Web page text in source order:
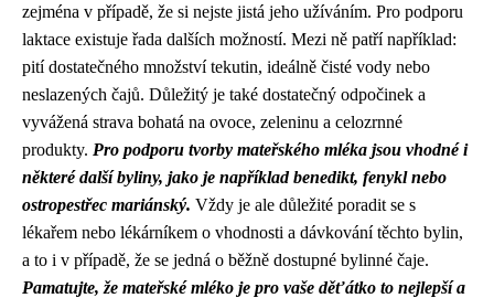
zejména v případě, že si nejste jistá jeho užíváním. Pro podporu
laktace existuje řada dalších možností. Mezi ně patří například:
pití dostatečného množství tekutin, ideálně čisté vody nebo
neslazených čajů. Důležitý je také dostatečný odpočinek a
vyvážená strava bohatá na ovoce, zeleninu a celozrnné
produkty. Pro podporu tvorby mateřského mléka jsou vhodné i
některé další byliny, jako je například benedikt, fenykl nebo
ostropestřec mariánský. Vždy je ale důležité poradit se s
lékařem nebo lékárníkem o vhodnosti a dávkování těchto bylin,
a to i v případě, že se jedná o běžně dostupné bylinné čaje.
Pamatujte, že mateřské mléko je pro vaše děťátko to nejlepší a